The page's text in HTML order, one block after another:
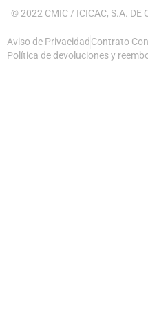
© 2022 CMIC / ICICAC, S.A. DE
Aviso de Privacidad Contrato
Política de devoluciones y